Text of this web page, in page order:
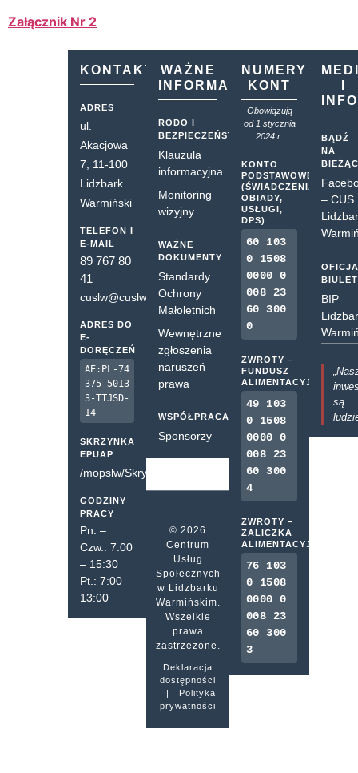
Załącznik Nr 2
KONTAKT
ADRES
ul.
Akacjowa
7, 11-100
Lidzbark
Warmiński
TELEFON I
E-MAIL
89 767 80
41
cuslw@cuslw.pl
ADRES DO
E-
DORĘCZEŃ
AE:PL-74
375-5013
3-TTJSD-
14
SKRZYNKA
EPUAP
/mopslw/SkrytkaESP
GODZINY
PRACY
Pn. –
Czw.: 7:00
– 15:30
Pt.: 7:00 –
13:00
WAŻNE
INFORMACJE
RODO I
BEZPIECZEŃSTWO
Klauzula
informacyjna
Monitoring
wizyjny
WAŻNE
DOKUMENTY
Standardy
Ochrony
Małoletnich
Wewnętrzne
zgłoszenia
naruszeń
prawa
WSPÓŁPRACA
Sponsorzy
© 2026
Centrum
Usług
Społecznych
w Lidzbarku
Warmińskim.
Wszelkie
prawa
zastrzeżone.
Deklaracja
dostępności
Polityka
prywatności
NUMERY
KONT
Obowiązują
od 1 stycznia
2024 r.
KONTO
PODSTAWOWE
(ŚWIADCZENIA,
OBIADY,
USŁUGI,
DPS)
60 103
0 1508
0000 0
008 23
60 300
0
ZWROTY –
FUNDUSZ
ALIMENTACYJNY
49 103
0 1508
0000 0
008 23
60 300
4
ZWROTY –
ZALICZKA
ALIMENTACYJNA
76 103
0 1508
0000 0
008 23
60 300
3
BĄDŹ
NA
– CUS
BIP
są